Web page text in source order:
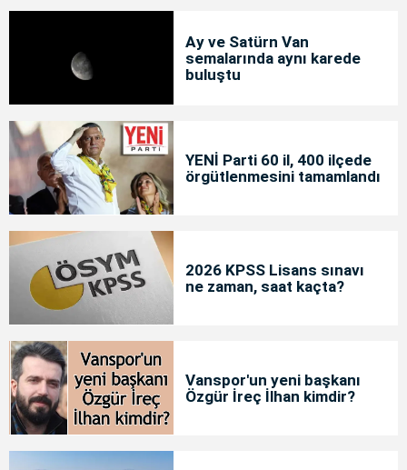
Ay ve Satürn Van
semalarında aynı karede
buluştu
YENİ Parti 60 il, 400 ilçede
örgütlenmesini tamamlandı
2026 KPSS Lisans sınavı
ne zaman, saat kaçta?
Vanspor'un yeni başkanı
Özgür İreç İlhan kimdir?